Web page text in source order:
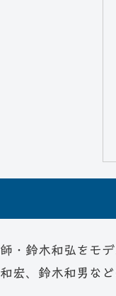
・鈴木和弘をモデ
宏、鈴木和男など